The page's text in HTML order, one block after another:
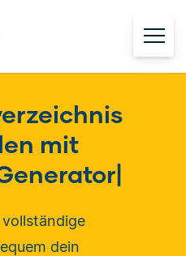
mit
Gener|
dein